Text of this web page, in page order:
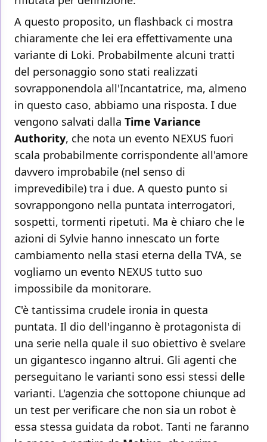
A questo proposito, un flashback ci mostra
chiaramente che lei era effettivamente una
variante di Loki. Probabilmente alcuni tratti
del personaggio sono stati realizzati
sovrapponendola all'Incantatrice, ma, almeno
in questo caso, abbiamo una risposta. I due
vengono salvati dalla Time Variance
Authority, che nota un evento NEXUS fuori
scala probabilmente corrispondente all'amore
davvero improbabile (nel senso di
imprevedibile) tra i due. A questo punto si
sovrappongono nella puntata interrogatori,
sospetti, tormenti ripetuti. Ma è chiaro che le
azioni di Sylvie hanno innescato un forte
cambiamento nella stasi eterna della TVA, se
vogliamo un evento NEXUS tutto suo
impossibile da monitorare.
C'è tantissima crudele ironia in questa
puntata. Il dio dell'inganno è protagonista di
una serie nella quale il suo obiettivo è svelare
un gigantesco inganno altrui. Gli agenti che
perseguitano le varianti sono essi stessi delle
varianti. L'agenzia che sottopone chiunque ad
un test per verificare che non sia un robot è
essa stessa guidata da robot. Tanti ne faranno